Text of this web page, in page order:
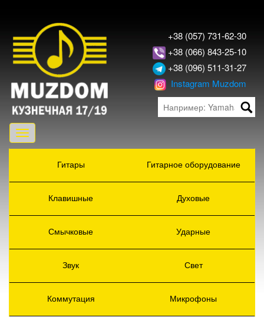
+38 (057) 731-62-30
+38 (066) 843-25-10
+38 (096) 511-31-27
Instagram Muzdom
Toggle
navigation
Гитары
Гитарное оборудование
Клавишные Духовые
Смычковые Ударные
Звук Свет
Коммутация Микрофоны